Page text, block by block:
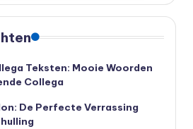
Teksten: Mooie Woorden
Collega
De Perfecte Verrassing